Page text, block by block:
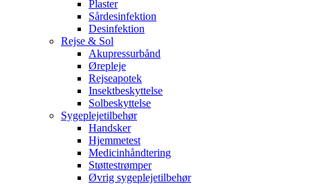
Plaster
Sårdesinfektion
Desinfektion
Rejse & Sol
Akupressurbånd
Ørepleje
Rejseapotek
Insektbeskyttelse
Solbeskyttelse
Sygeplejetilbehør
Handsker
Hjemmetest
Medicinhåndtering
Støttestrømper
Øvrig sygeplejetilbehør